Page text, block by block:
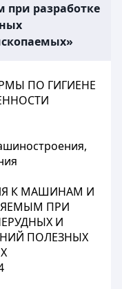
разработке
ПО ГИГИЕНЕ
К МАШИНАМ И
ПРИ
И
ПОЛЕЗНЫХ